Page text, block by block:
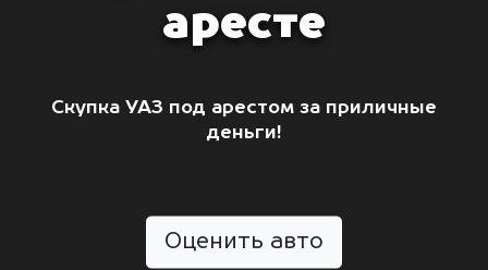
аресте
Скупка УАЗ под арестом за приличные
деньги!
Оценить авто